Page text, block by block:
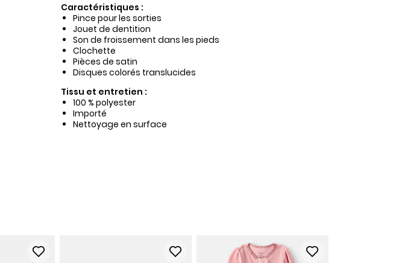
Caractéristiques :
Pince pour les sorties
Jouet de dentition
Son de froissement dans les pieds
Clochette
Pièces de satin
Disques colorés translucides
Tissu et entretien :
100 % polyester
Importé
Nettoyage en surface